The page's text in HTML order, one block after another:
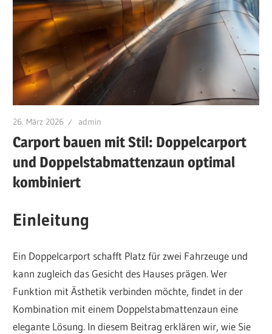
26. März 2026 admin
Carport bauen mit Stil: Doppelcarport
und Doppelstabmattenzaun optimal
kombiniert
Einleitung
Ein Doppelcarport schafft Platz für zwei Fahrzeuge und
kann zugleich das Gesicht des Hauses prägen. Wer
Funktion mit Ästhetik verbinden möchte, findet in der
Kombination mit einem Doppelstabmattenzaun eine
elegante Lösung. In diesem Beitrag erklären wir, wie Sie